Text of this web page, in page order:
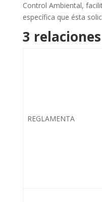
Control Ambiental,
específica que ésta
3
REGLAMENTA